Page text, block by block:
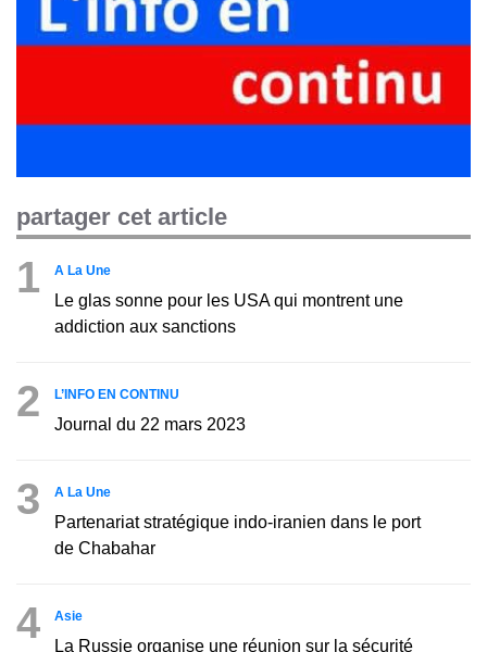
partager cet article
1 A La Une
Le glas sonne pour les USA qui montrent une
addiction aux sanctions
2 L’INFO EN CONTINU
Journal du 22 mars 2023
3 A La Une
Partenariat stratégique indo-iranien dans le port
de Chabahar
4 Asie
La Russie organise une réunion sur la sécurité